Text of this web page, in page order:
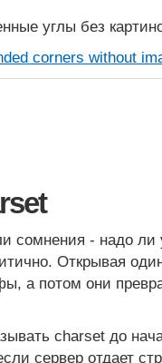
углы без
corners without
сомнения - надо ли
Открывая
а потом они
charset до
сервер отдает